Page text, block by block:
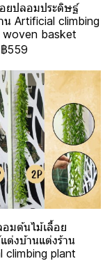
ยปลอมประดิษฐ์
น Artificial climbing
woven basket
฿559
มต้นไม้เลื้อย
ต่งบ้านแต่งร้าน
climbing plant